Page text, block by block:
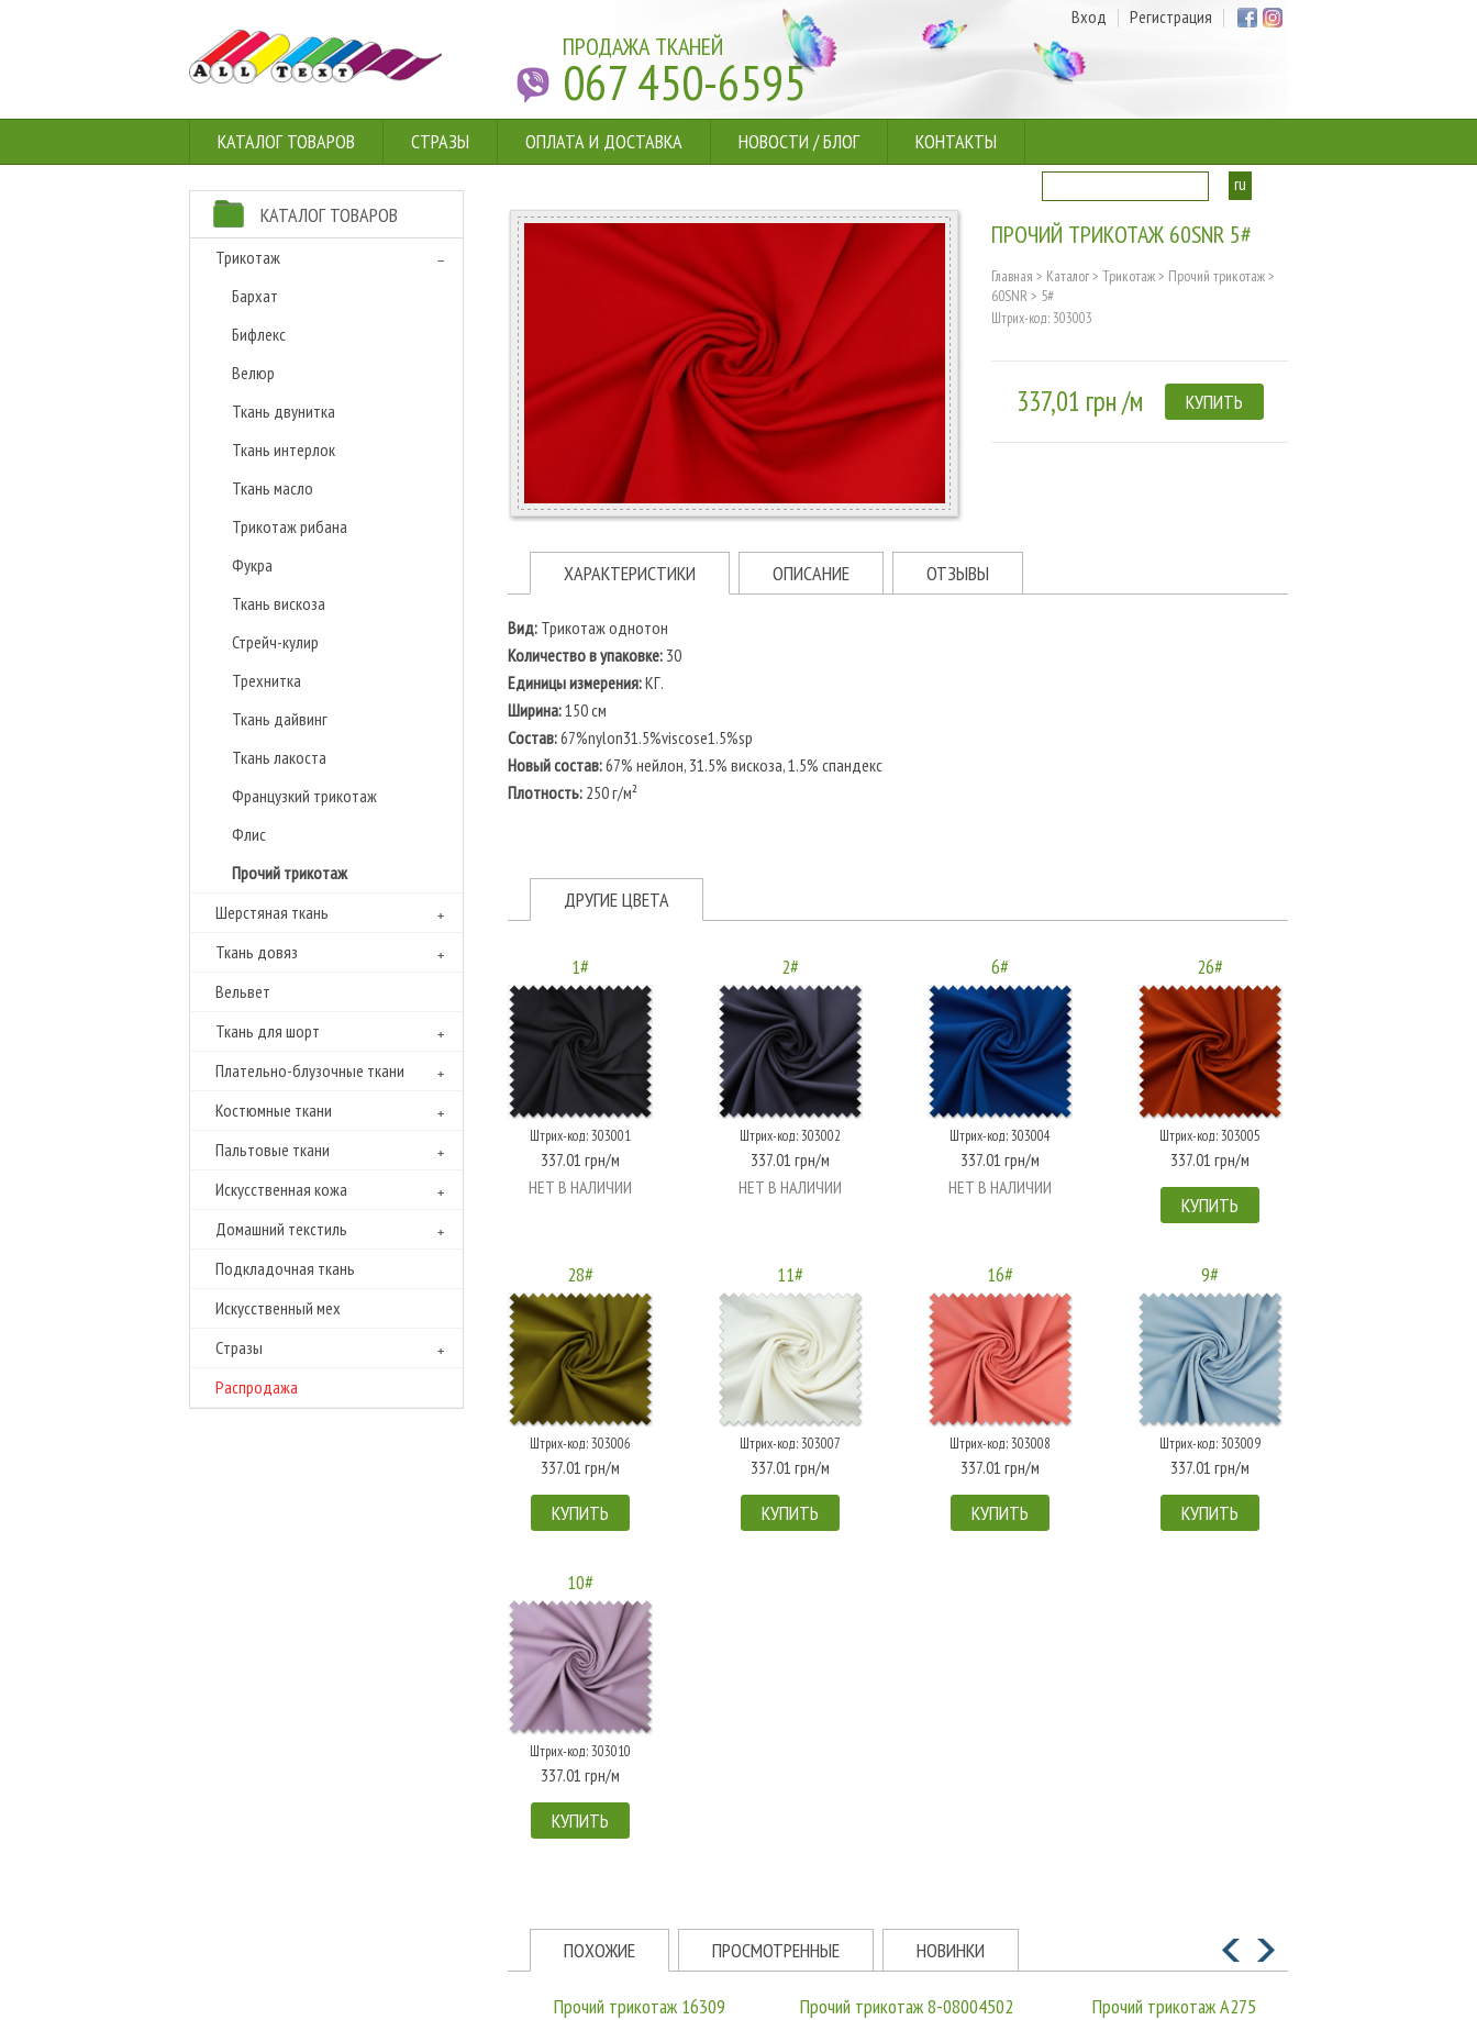
ПРОДАЖА ТКАНЕЙ
067 450-6595
Вход Регистрация
КАТАЛОГ ТОВАРОВ СТРАЗЫ ОПЛАТА И ДОСТАВКА НОВОСТИ /БЛОГ КОНТАКТЫ
ru
КАТАЛОГ ТОВАРОВ
Трикотаж
Бархат
Бифлекс
Велюр
Ткань двунитка
Ткань интерлок
Ткань масло
Трикотаж рибана
Фукра
Ткань вискоза
Стрейч-кулир
Трехнитка
Ткань дайвинг
Ткань лакоста
Французкий трикотаж
Флиc
Прочий трикотаж
Шерстяная ткань
Ткань довяз
Вельвет
Ткань для шорт
Плательно-блузочные ткани
Костюмные ткани
Пальтовые ткани
Искусственная кожа
Домашний текстиль
Подкладочная ткань
Искусственный мех
Cтразы
Распродажа
ПРОЧИЙ ТРИКОТАЖ 60SNR 5#
Главная > Каталог> Трикотаж> Прочий трикотаж>
60SNR> 5#
Штрих-код: 303003
337,01 грн /м КУПИТЬ
ХАРАКТЕРИСТИКИ ОПИСАНИЕ ОТЗЫВЫ
Вид: Трикотаж однотон
Количество в упаковке: 30
Единицы измерения:КГ.
Ширина:150 см
Состав:67%nylon31.5%viscose1.5%sp
Новый состав:67% нейлон, 31.5% вискоза, 1.5% спандекс
Плотность: 250 г/м²
ДРУГИЕ ЦВЕТА
1#
Штрих-код: 303001
337.01 грн/м
НЕТ В НАЛИЧИИ
2#
Штрих-код: 303002
337.01 грн/м
НЕТ В НАЛИЧИИ
6#
Штрих-код: 303004
337.01 грн/м
НЕТ В НАЛИЧИИ
26#
Штрих-код: 303005
337.01 грн/м
КУПИТЬ
28#
Штрих-код: 303006
337.01 грн/м
КУПИТЬ
11#
Штрих-код: 303007
337.01 грн/м
КУПИТЬ
16#
Штрих-код: 303008
337.01 грн/м
КУПИТЬ
9#
Штрих-код: 303009
337.01 грн/м
КУПИТЬ
10#
Штрих-код: 303010
337.01 грн/м
КУПИТЬ
ПОХОЖИЕ ПРОСМОТРЕННЫЕ НОВИНКИ
Прочий трикотаж 16309 Прочий трикотаж 8-08004502 Прочий трикотаж A275